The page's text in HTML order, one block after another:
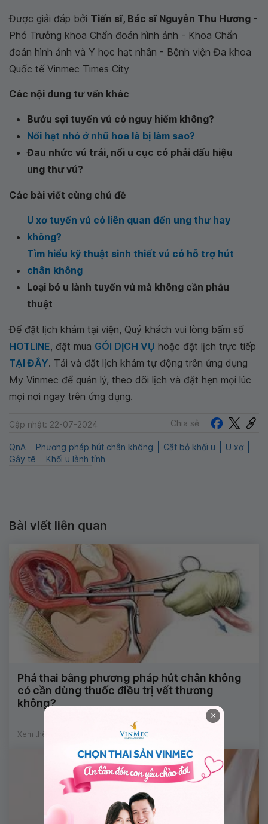
Được giải đáp bởi Tiến sĩ, Bác sĩ Nguyễn Thu Hương -
Phó Trưởng khoa Chẩn đoán hình ảnh - Khoa Chẩn
đoán hình ảnh và Y học hạt nhân - Bệnh viện Đa khoa
Quốc tế Vinmec Times City
Các nội dung tư vấn khác
Bướu sợi tuyến vú có nguy hiểm không?
Nổi hạt nhỏ ở nhũ hoa là bị làm sao?
Đau nhức vú trái, nổi u cục có phải dấu hiệu
ung thư vú?
Các bài viết cùng chủ đề
U xơ tuyến vú có liên quan đến ung thư hay
không?
Tìm hiểu kỹ thuật sinh thiết vú có hỗ trợ hút
chân không
Loại bỏ u lành tuyến vú mà không cần phẫu
thuật
Để đặt lịch khám tại viện, Quý khách vui lòng bấm số
HOTLINE, đặt mua GÓI DỊCH VỤ hoặc đặt lịch trực tiếp
TẠI ĐÂY. Tải và đặt lịch khám tự động trên ứng dụng
My Vinmec để quản lý, theo dõi lịch và đặt hẹn mọi lúc
mọi nơi ngay trên ứng dụng.
Cập nhật: 22-07-2024 Chia sẻ
QnA Phương pháp hút chân không Cắt bỏ khối u
U xơ
Gây tê
Khối u lành tính
Bài viết liên quan
Phá thai bằng phương pháp hút chân không
có cần dùng thuốc điều trị vết thương
không?
Xem thêm
×